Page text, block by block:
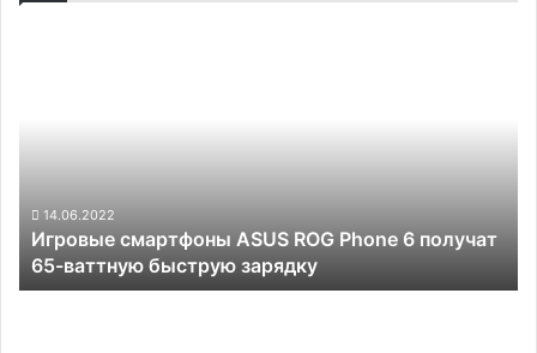
65-
ваттную
быструю
зарядку
14.06.2022
Игровые смартфоны ASUS ROG Phone 6 получат
65-ваттную быструю зарядку